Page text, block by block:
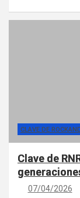
CLAVE DE
Clave de
07/04/2026